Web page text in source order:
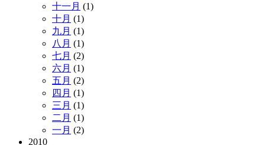
十一月 (1)
十月 (1)
九月 (1)
八月 (1)
七月 (2)
六月 (1)
五月 (2)
四月 (1)
三月 (1)
二月 (1)
一月 (2)
2010